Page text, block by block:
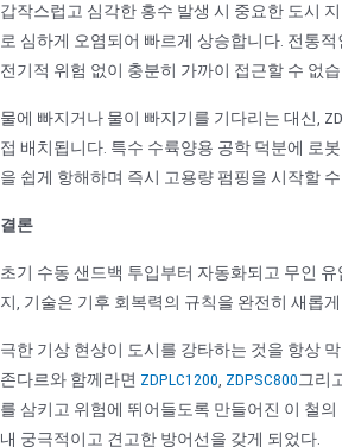
갑작스럽고 심각한 홍수 발생 시 중요한 도시
로 심하게 오염되어 빠르게 상승합니다. 전통
전기적 위험 없이 충분히 가까이 접근할 수 없
물에 빠지거나 물이 빠지기를 기다리는 대신,
접 배치됩니다. 특수 수륙양용 공학 덕분에 로
을 쉽게 항해하며 즉시 고용량 펌핑을 시작할
결론
초기 수동 샌드백 투입부터 자동화되고 무인
지, 기술은 기후 회복력의 규칙을 완전히 새롭
극한 기상 현상이 도시를 강타하는 것을 항상
존다르와 함께라면 ZDPLC1200, ZDPSC800그리
를 삼키고 위험에 뛰어들도록 만들어진 이 철
내 궁극적이고 견고한 방어선을 갖게 되었다.